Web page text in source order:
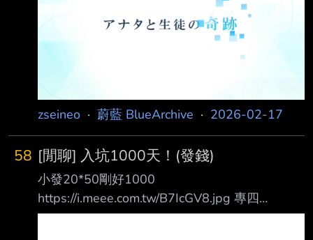
機會彌補，重新出發的故事。 但這次我覺得非
常非常刻意地在賣弄悲劇。如果這不是蔚藍檔案
的故事，我可能會覺得寫 很得很出色，但這是
們開創 道路
zseineo · 蔚藍 BlueArchive · 2026-02-17
58 [閒聊] 入坑1000天！(發錢)
小發20*50剛好1000
https://i.meee.com.tw/B7IcGV8.jpg 專四
https://i.meee.com.tw/xYKFfzD.jpg 專三